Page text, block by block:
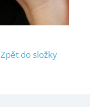
Zpět do složky